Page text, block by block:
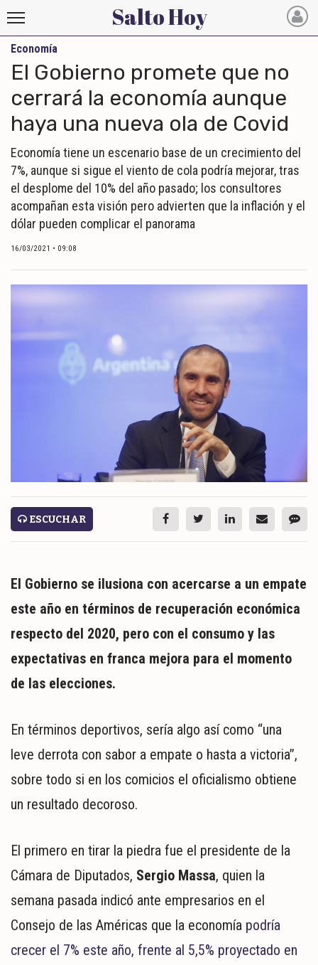
Salto
Hoy
INICIO
NOTICIAS RECIENTES
ECONOMÍA
MUNDO
POLÍTICA
DEPORTES
NACIONALES
REGIONALES
SERVICIOS
MUNDO
POLÍTICA
POLICIALES
ESPECTÁCULOS
SOCIEDAD
SALUD
Salto Hoy
Economía
El Gobierno promete que no
cerrará la economía aunque
haya una nueva ola de Covid
Economía tiene un escenario base de un crecimiento del
7%, aunque si sigue el viento de cola podría mejorar, tras
el desplome del 10% del año pasado; los consultores
acompañan esta visión pero advierten que la inflación y el
dólar pueden complicar el panorama
16/03/2021 • 09:08
ESCUCHAR
El Gobierno se ilusiona con acercarse a un empate
este año en términos de recuperación económica
respecto del 2020, pero con el consumo y las
expectativas en franca mejora para el momento
de las elecciones.
En términos deportivos, sería algo así como “una
leve derrota con sabor a empate o hasta a victoria”,
sobre todo si en los comicios el oficialismo obtiene
un resultado decoroso.
El primero en tirar la piedra fue el presidente de la
Cámara de Diputados, Sergio Massa, quien la
semana pasada indicó ante empresarios en el
Consejo de las Américas que la economía podría
crecer el 7% este año, frente al 5,5% proyectado en